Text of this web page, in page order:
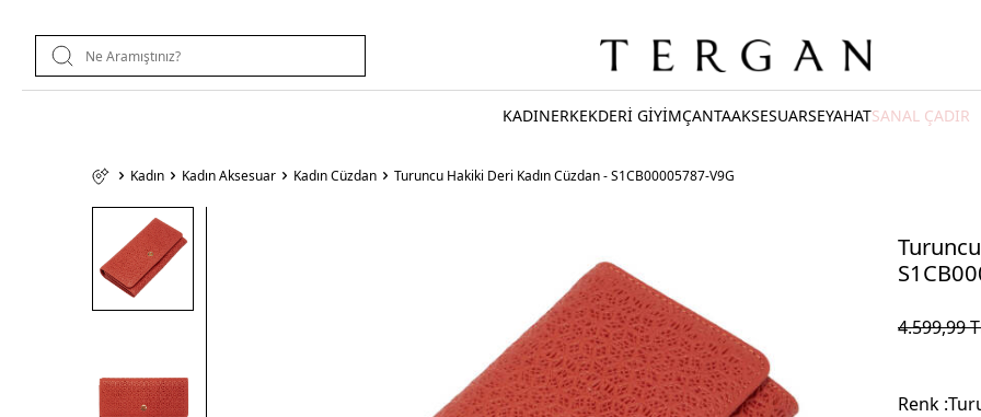
KADINERKEKDERİ GİYİMÇANTAAKSESUARSEYAHATSANAL ÇADIR
Kadın Kadın Aksesuar Kadın Cüzdan Turuncu Hakiki Deri Kadın Cüzdan - S1CB00005787-V9G
4.599,99
Renk :